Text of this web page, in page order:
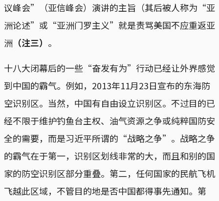
议峰会”（亚信峰会）演讲的主旨（其后被人称为“亚
洲论述”或“亚洲门罗主义”就是责骂美国不应重返亚
洲 （注三） 。
十八大闭幕后的一些“奋发有为”行动已经让外界感觉
到中国的霸气。例如，2013年11月23日宣布的东海防
空识别区。当然，中国有自由设立识别区。不过目的已
经不限于维护钓鱼台主权、油气资源之争或纯粹国防安
全的需要，而是习近平所谓的“战略之争”。战略之争
的霸气在于第一，识别区划线非常的大，而且和别的国
家的防空识别区部分重叠。第二，任何国家的民航飞机
飞越此区域，不管目的地是否中国都得事先通知。第